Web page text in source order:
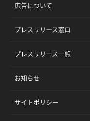
広告について
プレスリリース窓口
プレスリリース一覧
お知らせ
サイトポリシー